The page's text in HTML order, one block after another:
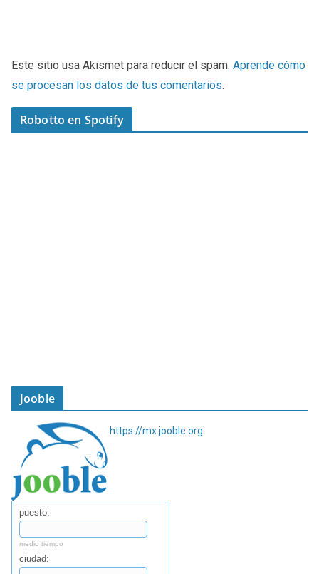
Este sitio usa Akismet para reducir el spam. Aprende cómo
se procesan los datos de tus comentarios.
Robotto en Spotify
Jooble
https://mx.jooble.org
puesto:
medio tiempo
ciudad: